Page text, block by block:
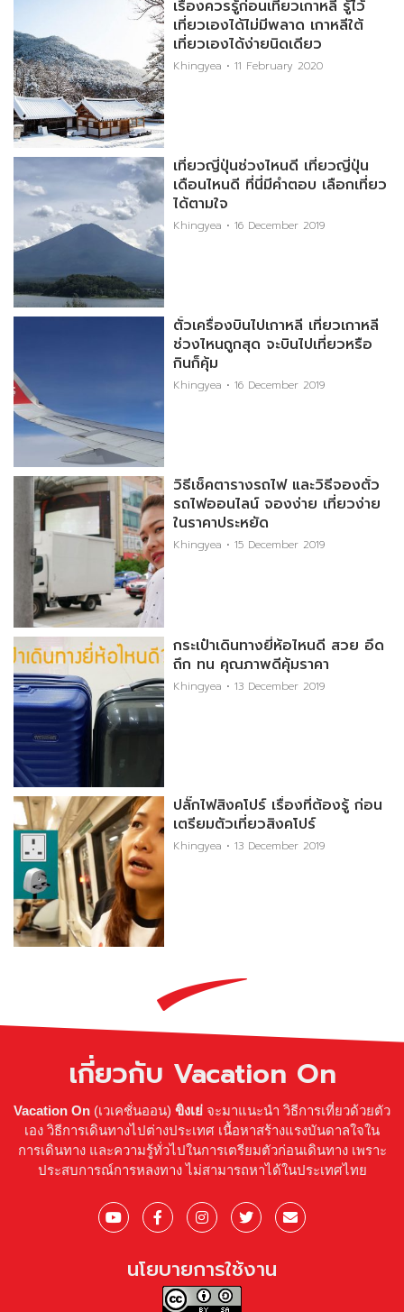
เรื่องควรรู้ก่อนเที่ยวเกาหลี รู้ไว้
เที่ยวเองได้ไม่มีพลาด เกาหลีใต้
เที่ยวเองได้ง่ายนิดเดียว
Khingyea 11 February 2020
เที่ยวญี่ปุ่นช่วงไหนดี เที่ยวญี่ปุ่น
เดือนไหนดี ที่นี่มีคำตอบ เลือกเที่ยว
ได้ตามใจ
Khingyea 16 December 2019
ตั๋วเครื่องบินไปเกาหลี เที่ยวเกาหลี
ช่วงไหนถูกสุด จะบินไปเที่ยวหรือ
กินก็คุ้ม
Khingyea 16 December 2019
วิธีเช็คตารางรถไฟ และวิธีจองตั๋ว
รถไฟออนไลน์ จองง่าย เที่ยวง่าย
ในราคาประหยัด
Khingyea 15 December 2019
กระเป๋าเดินทางยี่ห้อไหนดี สวย อึด
ถึก ทน คุณภาพดีคุ้มราคา
Khingyea 13 December 2019
ปลั๊กไฟสิงคโปร์ เรื่องที่ต้องรู้ ก่อน
เตรียมตัวเที่ยวสิงคโปร์
Khingyea 13 December 2019
เกี่ยวกับ Vacation On
Vacation On (เวเคชั่นออน) ขิงเย่ จะมาแนะนำ วิธีการเที่ยวด้วยตัว
เอง วิธีการเดินทางไปต่างประเทศ เนื้อหาสร้างแรงบันดาลใจใน
การเดินทาง และความรู้ทั่วไปในการเตรียมตัวก่อนเดินทาง เพราะ
ประสบการณ์การหลงทาง ไม่สามารถหาได้ในประเทศไทย
นโยบายการใช้งาน